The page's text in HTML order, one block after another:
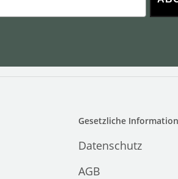
Gesetzliche
Datenschutz
AGB